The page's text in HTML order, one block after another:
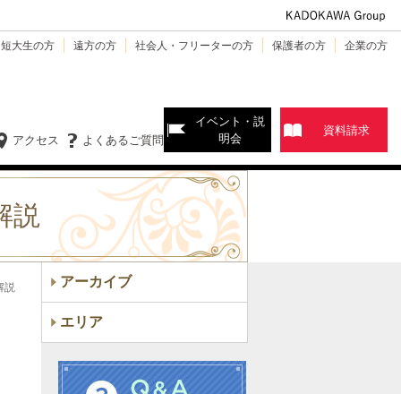
大生の方 遠方の方 社会人・フリーターの方 保護者の方 企業の方
よくあるご質問
アクセス
イベント・説
明会
資料請求
説
説 アーカイブ
エリア